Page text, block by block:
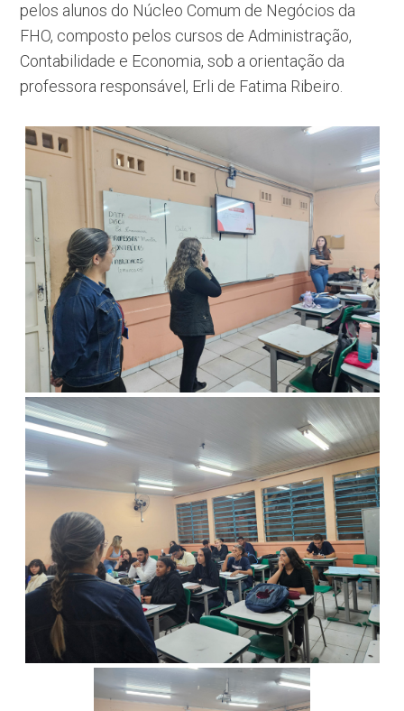
pelos alunos do Núcleo Comum de Negócios da
FHO, composto pelos cursos de Administração,
Contabilidade e Economia, sob a orientação da
professora responsável, Erli de Fatima Ribeiro.